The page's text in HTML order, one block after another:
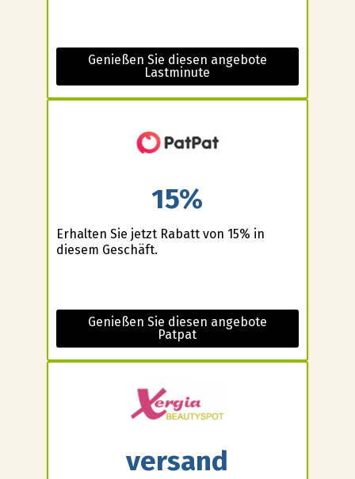
Genießen Sie diesen angebote
Lastminute
15%
Erhalten Sie jetzt Rabatt von 15% in
diesem Geschäft.
Genießen Sie diesen angebote
Patpat
versand